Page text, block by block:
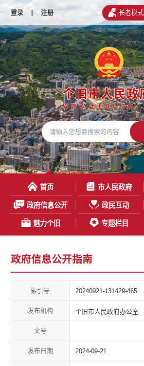
登录 | 注册 长者模式
首页 市人民政府
政府信息公开 政民互动
魅力个旧 专题栏目
政府信息公开指南
索引号 20240921-131429-465
发布机构 个旧市人民政府办公室
文号
发布日期 2024-09-21